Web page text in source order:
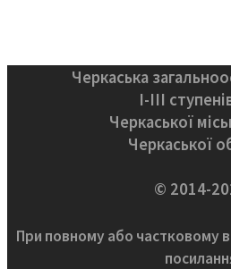
Черкаська
І-ІІІ
Черкаської
Черкаської
© 2014-
При повному або частковому